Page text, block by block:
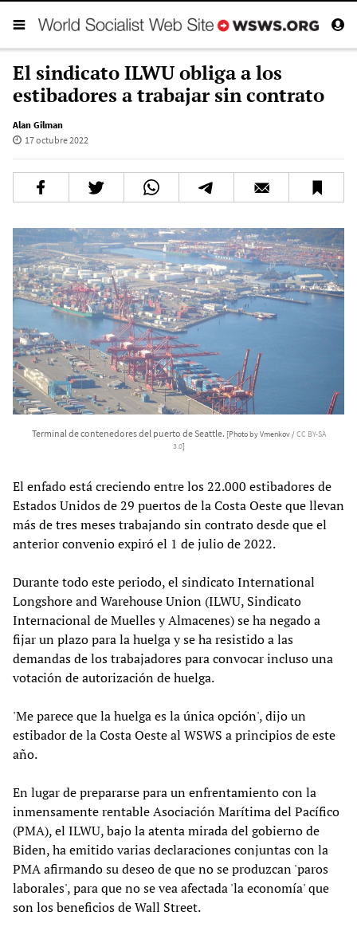
El sindicato ILWU obliga a los
estibadores a trabajar sin contrato
Alan Gilman
17 octubre 2022
Terminal de contenedores del puerto de Seattle. [Photo by Vmenkov /CC BY-SA
3.0]
El enfado está creciendo entre los 22.000 estibadores de
Estados Unidos de 29 puertos de la Costa Oeste que llevan
más de tres meses trabajando sin contrato desde que el
anterior convenio expiró el 1 de julio de 2022.
Durante todo este periodo, el sindicato International
Longshore and Warehouse Union (ILWU, Sindicato
Internacional de Muelles y Almacenes) se ha negado a
fijar un plazo para la huelga y se ha resistido a las
demandas de los trabajadores para convocar incluso una
votación de autorización de huelga.
'Me parece que la huelga es la única opción', dijo un
estibador de la Costa Oeste al WSWS a principios de este
año.
En lugar de prepararse para un enfrentamiento con la
inmensamente rentable Asociación Marítima del Pacífico
(PMA), el ILWU, bajo la atenta mirada del gobierno de
Biden, ha emitido varias declaraciones conjuntas con la
PMA afirmando su deseo de que no se produzcan 'paros
laborales', para que no se vea afectada 'la economía' que
son los beneficios de Wall Street.